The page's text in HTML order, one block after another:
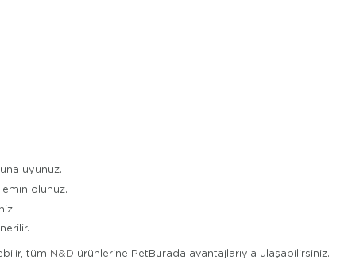
uyunuz.
olunuz.
tüm N&D ürünlerine PetBurada avantajlarıyla ulaşabilirsiniz.